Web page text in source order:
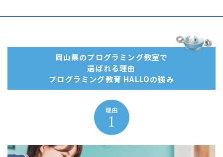
岡山県のプログラミング教室で
選ばれる理由
プログラミング教育 HALLOの強み